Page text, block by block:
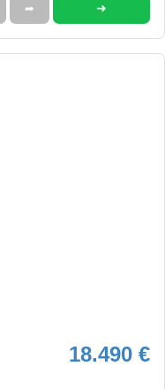
➦ ➜
18.490 €